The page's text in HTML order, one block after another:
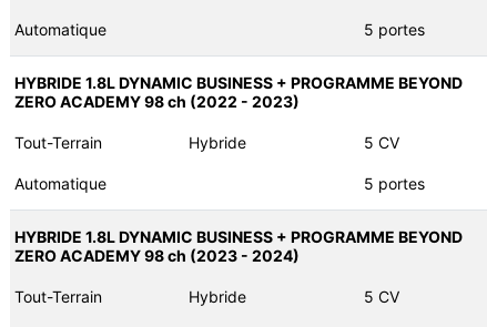
Automatique 5 portes
HYBRIDE 1.8L DYNAMIC BUSINESS + PROGRAMME BEYOND
ZERO ACADEMY 98 ch (2022 - 2023)
Tout-Terrain Hybride 5 CV
Automatique 5 portes
HYBRIDE 1.8L DYNAMIC BUSINESS + PROGRAMME BEYOND
ZERO ACADEMY 98 ch (2023 - 2024)
Tout-Terrain Hybride 5 CV